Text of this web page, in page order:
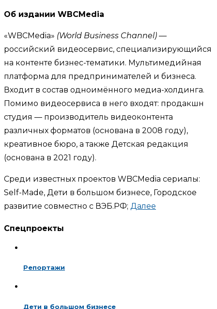
Об издании WBCMedia
«WBCMedia» (World Business Channel) —
российский видеосервис, специализирующийся
на контенте бизнес-тематики. Мультимедийная
платформа для предпринимателей и бизнеса.
Входит в состав одноимённого медиа-холдинга.
Помимо видеосервиса в него входят: продакшн
студия — производитель видеоконтента
различных форматов (основана в 2008 году),
креативное бюро, а также Детская редакция
(основана в 2021 году).
Среди известных проектов WBCMedia сериалы:
Self-Made, Дети в большом бизнесе, Городское
развитие совместно с ВЭБ.РФ; Далее
Спецпроекты
Репортажи
Дети в большом бизнесе